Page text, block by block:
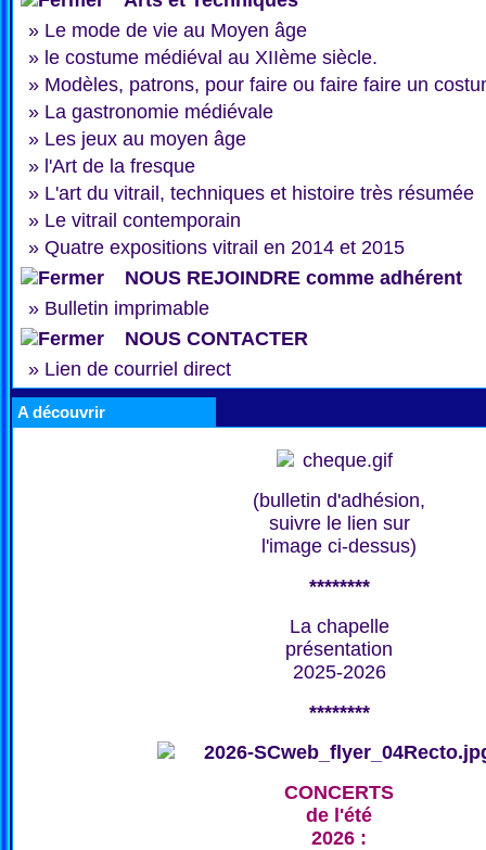
» Le mode de vie au Moyen âge
» le costume médiéval au XIIème siècle.
» Modèles, patrons, pour faire ou faire faire un
» La gastronomie médiévale
» Les jeux au moyen âge
» l'Art de la fresque
» L'art du vitrail, techniques et histoire très résumée
» Le vitrail contemporain
» Quatre expositions vitrail en 2014 et 2015
NOUS REJOINDRE comme adhérent
» Bulletin imprimable
NOUS CONTACTER
» Lien de courriel direct
A découvrir
(bulletin d'adhésion,
suivre le lien sur
l'image ci-dessus)
********
La chapelle
présentation
2025-2026
********
CONCERTS
de l'été
2026 :